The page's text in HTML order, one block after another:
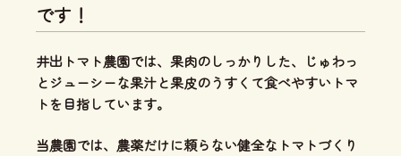
です！
井出トマト農園では、 果肉のしっかりした、じゅわっ
とジューシーな果汁と果皮のうすくて食べやすいトマ
トを目指しています。
当農園では、 農薬だけに頼らない健全なトマトづくり